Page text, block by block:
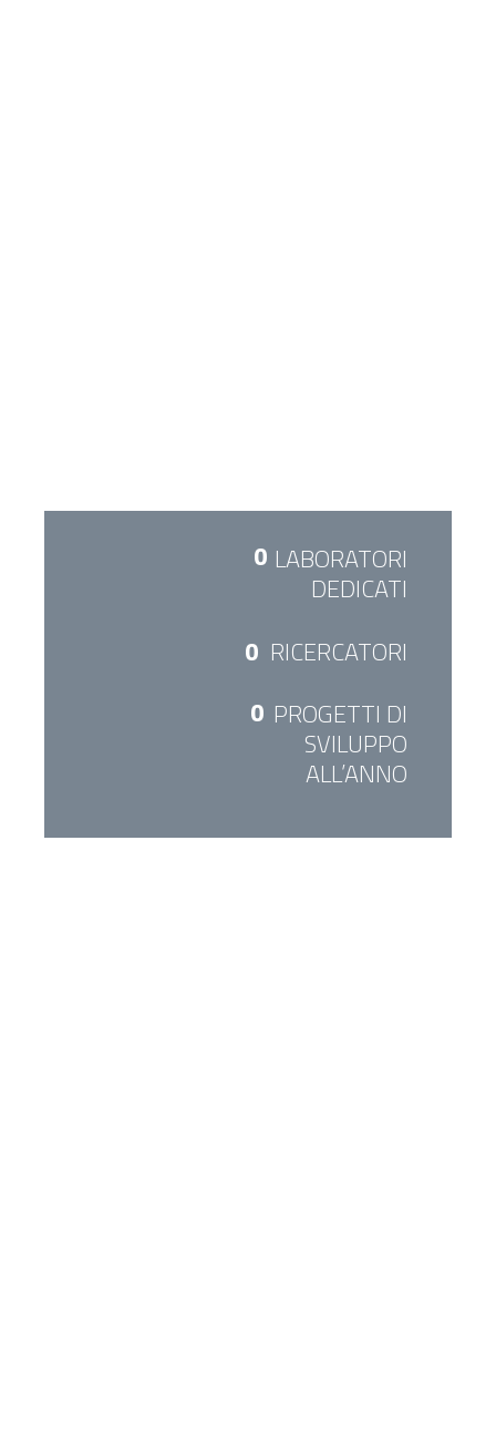
0 LABORATORI
DEDICATI
0 RICERCATORI
0 PROGETTI DI
SVILUPPO
ALL’ANNO